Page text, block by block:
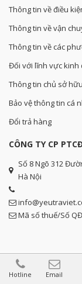
Hotline Email
Thông tin về điều
Thông tin về vận
Thông tin về các
Đối với lĩnh vực kinh
Thông tin chủ sở hữu
Bảo vệ thông tin cá
Đổi trả hàng
CÔNG TY CP
Số 8 Ngõ 312
Hà Nội
Mã số thuế/Số